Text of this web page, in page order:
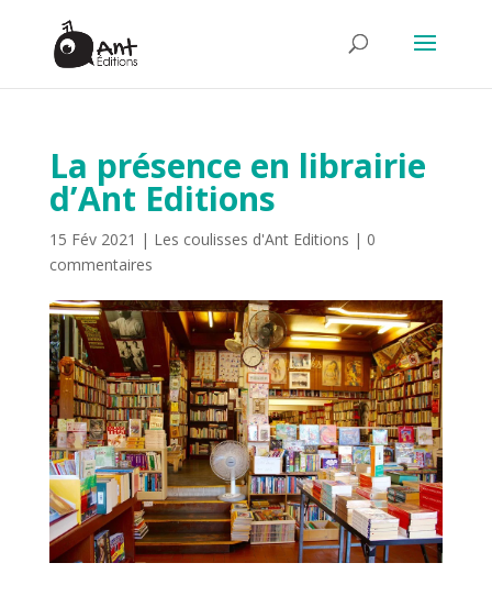
La présence en librairie
d’Ant Editions
15 Fév 2021 | Les coulisses d'Ant Editions | 0
commentaires